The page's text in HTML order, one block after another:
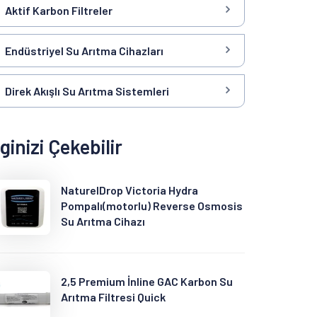
Aktif Karbon Filtreler
Endüstriyel Su Arıtma Cihazları
Direk Akışlı Su Arıtma Sistemleri
Çekebilir
NaturelDrop Victoria Hydra
Pompalı(motorlu) Reverse Osmosis
Su Arıtma Cihazı
2,5 Premium İnline GAC Karbon Su
Arıtma Filtresi Quick